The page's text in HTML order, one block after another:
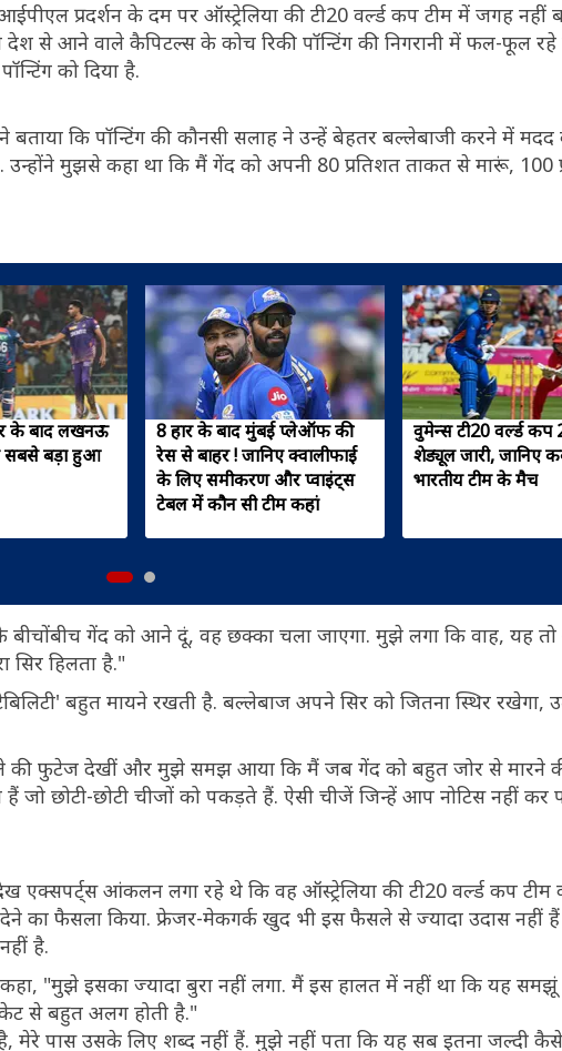
प्रदर्शन के दम पर ऑस्ट्रेलिया की टी20 वर्ल्ड कप टीम में जगह नहीं
से आने वाले कैपिटल्स के कोच रिकी पॉन्टिंग की निगरानी में फल-फूल रहे
को दिया है.
बताया कि पॉन्टिंग की कौनसी सलाह ने उन्हें बेहतर बल्लेबाजी करने में मदद
मुझसे कहा था कि मैं गेंद को अपनी 80 प्रतिशत ताकत से मारूं, 100
के बाद लखनऊ
सबसे बड़ा हुआ
8 हार के बाद मुंबई प्लेऑफ की
रेस से बाहर ! जानिए क्वालीफाई
के लिए समीकरण और प्वाइंट्स
टेबल में कौन सी टीम कहां
वुमेन्स टी20 वर्ल्ड कप
शेड्यूल जारी, जानिए
भारतीय टीम के मैच
गेंद को आने दूं, वह छक्का चला जाएगा. मुझे लगा कि वाह, यह
सिर हिलता है."
बहुत मायने रखती है. बल्लेबाज अपने सिर को जितना स्थिर रखेगा,
की फुटेज देखीं और मुझे समझ आया कि मैं जब गेंद को बहुत जोर से मारने
हैं जो छोटी-छोटी चीजों को पकड़ते हैं. ऐसी चीजें जिन्हें आप नोटिस नहीं कर
आंकलन लगा रहे थे कि वह ऑस्ट्रेलिया की टी20 वर्ल्ड कप टीम
का फैसला किया. फ्रेजर-मेकगर्क खुद भी इस फैसले से ज्यादा उदास नहीं
है.
"मुझे इसका ज्यादा बुरा नहीं लगा. मैं इस हालत में नहीं था कि यह
से बहुत अलग होती है."
है, मेरे पास उसके लिए शब्द नहीं हैं. मुझे नहीं पता कि यह सब इतना जल्दी